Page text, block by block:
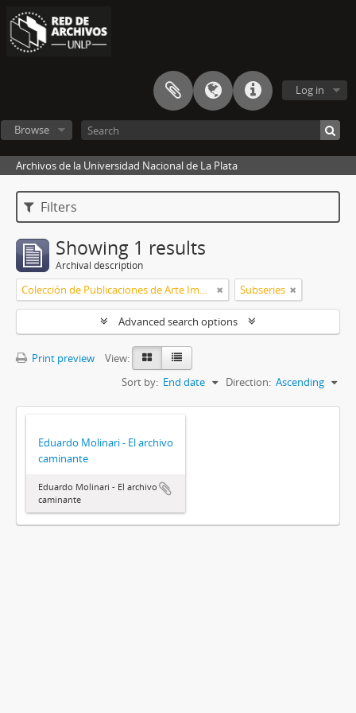
Log in
Browse
Archivos de la Universidad Nacional de La Plata
Filters
Showing 1 results
Archival description
Colección de Publicaciones de Arte Impreso Subseries
Advanced search options
Print preview
View:
Sort by: End date Direction: Ascending
Eduardo Molinari - El archivo
caminante
Eduardo Molinari - El archivo
caminante